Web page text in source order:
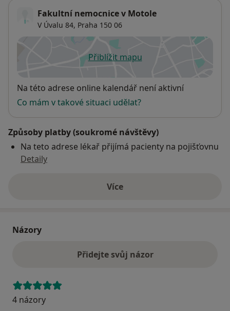
Fakultní nemocnice v Motole
V Úvalu 84, Praha 150 06
Přiblížit mapuse otevře v nové záložce
Dostupnost
Na této adrese online kalendář není aktivní
Co mám v takové situaci udělat?
Způsoby platby (soukromé návštěvy)
Na teto adrese lékař přijímá pacienty na pojišťovnu
Detaily
Víceo adrese
Názory
Přidejte svůj názor
4 názory